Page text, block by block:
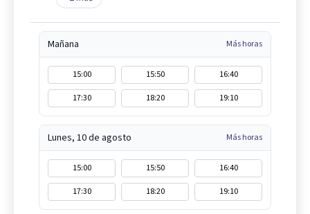
Mañana Más horas
15:00 15:50
16:40
17:30
18:20 19:10
Lunes, 10 de agosto Más horas
15:00 15:50
16:40
17:30
18:20 19:10